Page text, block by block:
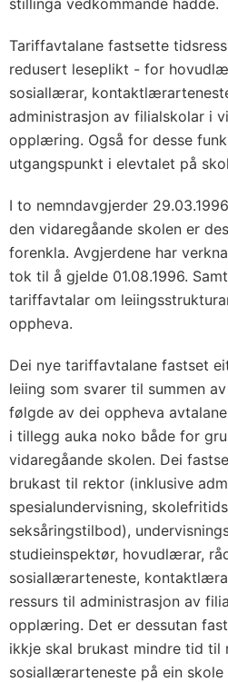
stillinga vedkommande hadde.
Tariffavtalane fastsette
redusert leseplikt - for
sosiallærar,
administrasjon av filialskolar i
opplæring. Også for desse
utgangspunkt i elevtalet på
I to nemndavgjerder
den vidaregåande skolen er
forenkla. Avgjerdene har
tok til å gjelde 01.08.1996.
tariffavtalar om
oppheva.
Dei nye tariffavtalane fastset
leiing som svarer til summen
følgde av dei oppheva
i tillegg auka noko både for
vidaregåande skolen. Dei
brukast til rektor (inklusive
spesialundervisning,
seksåringstilbod),
studieinspektør, hovudlærar,
sosiallærarteneste,
ressurs til administrasjon av
opplæring. Det er dessutan
ikkje skal brukast mindre tid til
sosiallærarteneste på ein skole